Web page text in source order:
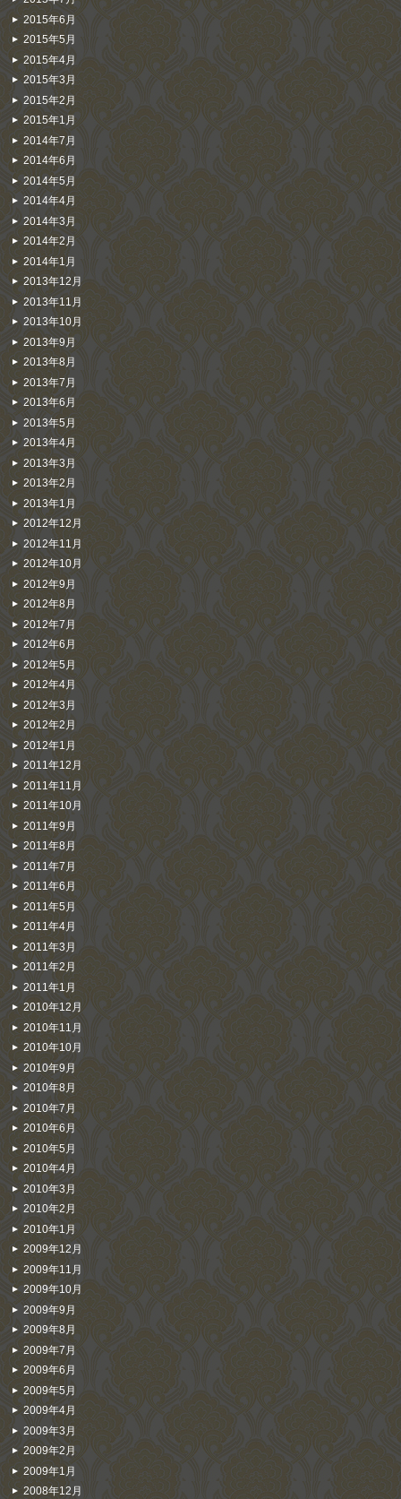
2015年6月
2015年5月
2015年4月
2015年3月
2015年2月
2015年1月
2014年7月
2014年6月
2014年5月
2014年4月
2014年3月
2014年2月
2014年1月
2013年12月
2013年11月
2013年10月
2013年9月
2013年8月
2013年7月
2013年6月
2013年5月
2013年4月
2013年3月
2013年2月
2013年1月
2012年12月
2012年11月
2012年10月
2012年9月
2012年8月
2012年7月
2012年6月
2012年5月
2012年4月
2012年3月
2012年2月
2012年1月
2011年12月
2011年11月
2011年10月
2011年9月
2011年8月
2011年7月
2011年6月
2011年5月
2011年4月
2011年3月
2011年2月
2011年1月
2010年12月
2010年11月
2010年10月
2010年9月
2010年8月
2010年7月
2010年6月
2010年5月
2010年4月
2010年3月
2010年2月
2010年1月
2009年12月
2009年11月
2009年10月
2009年9月
2009年8月
2009年7月
2009年6月
2009年5月
2009年4月
2009年3月
2009年2月
2009年1月
2008年12月